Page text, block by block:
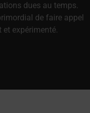
dues au temps.
de faire appel
expérimenté.